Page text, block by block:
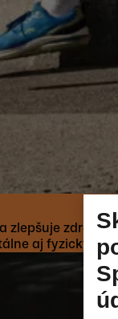
zlepšuje
aj fyzicky.